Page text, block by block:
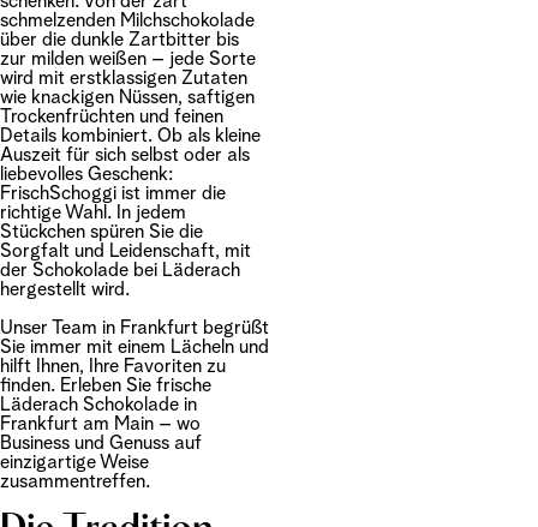
schmelzenden Milchschokolade
über die dunkle Zartbitter bis
zur milden weißen – jede Sorte
wird mit erstklassigen Zutaten
wie knackigen Nüssen, saftigen
Trockenfrüchten und feinen
Details kombiniert. Ob als kleine
Auszeit für sich selbst oder als
liebevolles Geschenk:
FrischSchoggi ist immer die
richtige Wahl. In jedem
Stückchen spüren Sie die
Sorgfalt und Leidenschaft, mit
der Schokolade bei Läderach
hergestellt wird.
Unser Team in Frankfurt begrüßt
Sie immer mit einem Lächeln und
hilft Ihnen, Ihre Favoriten zu
finden. Erleben Sie frische
Läderach Schokolade in
Frankfurt am Main – wo
Business und Genuss auf
einzigartige Weise
zusammentreffen.